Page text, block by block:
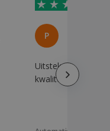
P
Uitstekende prijs-
kwaliteitverhouding.